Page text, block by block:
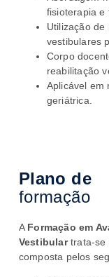
fisioterapia e
Utilização
vestibulares
Corpo
reabilitação
Aplicável em
geriátrica.
Plano de
formação
A Formação em
Vestibulartrata-se
composta pelos